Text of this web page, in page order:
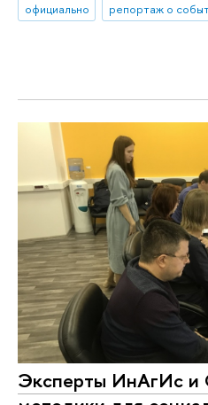
официально
репортаж о
Эксперты ИнАгИс и